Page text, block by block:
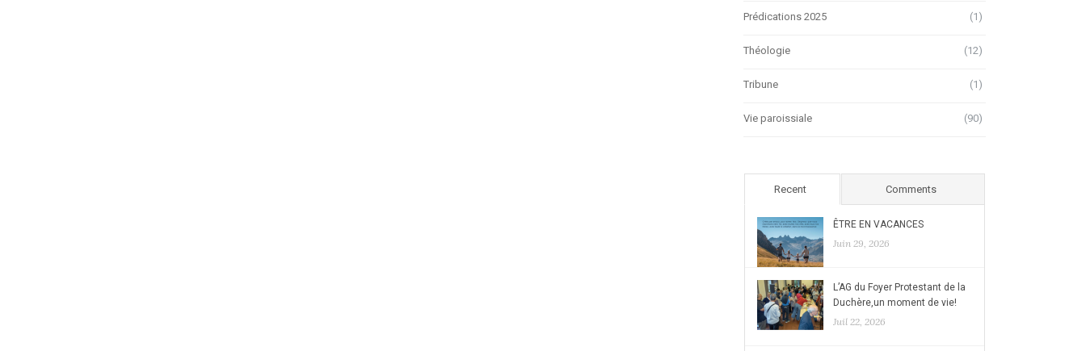
Prédications 2025 (1)
Théologie (12)
Tribune (1)
Vie paroissiale (90)
Recent Comments
ÊTRE EN VACANCES
Juin 29, 2026
L’AG du Foyer Protestant de la
Duchère,un moment de vie!
Juil 22, 2026